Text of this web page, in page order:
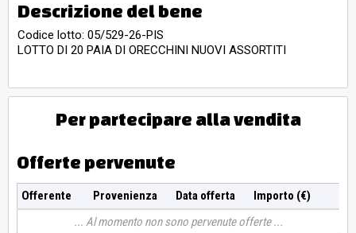
Descrizione del bene
Codice lotto: 05/529-26-PIS
LOTTO DI 20 PAIA DI ORECCHINI NUOVI ASSORTITI
Per partecipare alla vendita
Offerte pervenute
Offerente Provenienza Data offerta
Importo (€)
Al momento non sono pervenute offerte